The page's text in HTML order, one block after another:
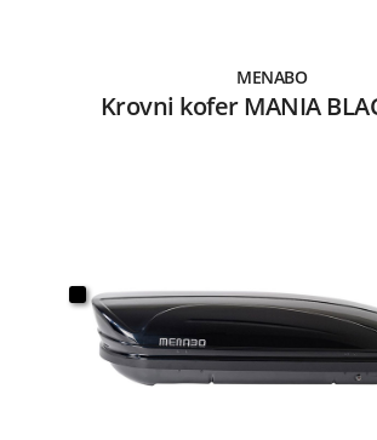
MENABO
Krovni kofer MANIA